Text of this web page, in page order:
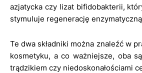
azjatycka czy lizat bifidobakterii,
stymuluje regenerację
Te dwa składniki można znaleźć w
kosmetyku, a co ważniejsze, oba
trądzikiem czy niedoskonałościami